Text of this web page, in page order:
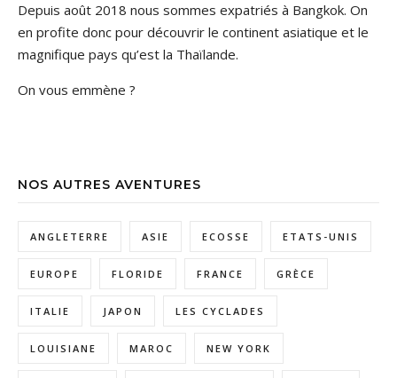
Depuis août 2018 nous sommes expatriés à Bangkok. On
en profite donc pour découvrir le continent asiatique et le
magnifique pays qu’est la Thaïlande.
On vous emmène ?
NOS AUTRES AVENTURES
ANGLETERRE ASIE ECOSSE ETATS-UNIS
EUROPE FLORIDE FRANCE GRÈCE
ITALIE JAPON LES CYCLADES
LOUISIANE MAROC NEW YORK